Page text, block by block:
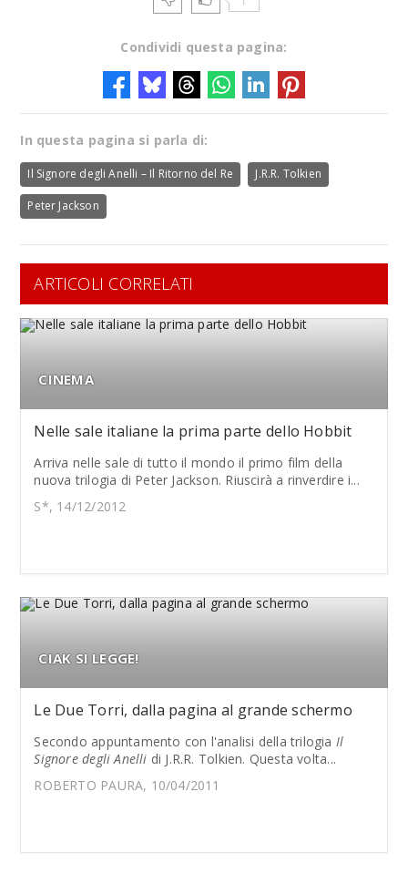
Condividi questa pagina:
In questa pagina si parla di:
Il Signore degli Anelli – Il Ritorno del Re J.R.R. Tolkien
Peter Jackson
ARTICOLI CORRELATI
CINEMA
Nelle sale italiane la prima parte dello Hobbit
Arriva nelle sale di tutto il mondo il primo film della
nuova trilogia di Peter Jackson. Riuscirà a rinverdire i...
S*, 14/12/2012
CIAK SI LEGGE!
Le Due Torri, dalla pagina al grande schermo
Secondo appuntamento con l'analisi della trilogia Il
Signore degli Anelli di J.R.R. Tolkien. Questa volta...
ROBERTO PAURA, 10/04/2011